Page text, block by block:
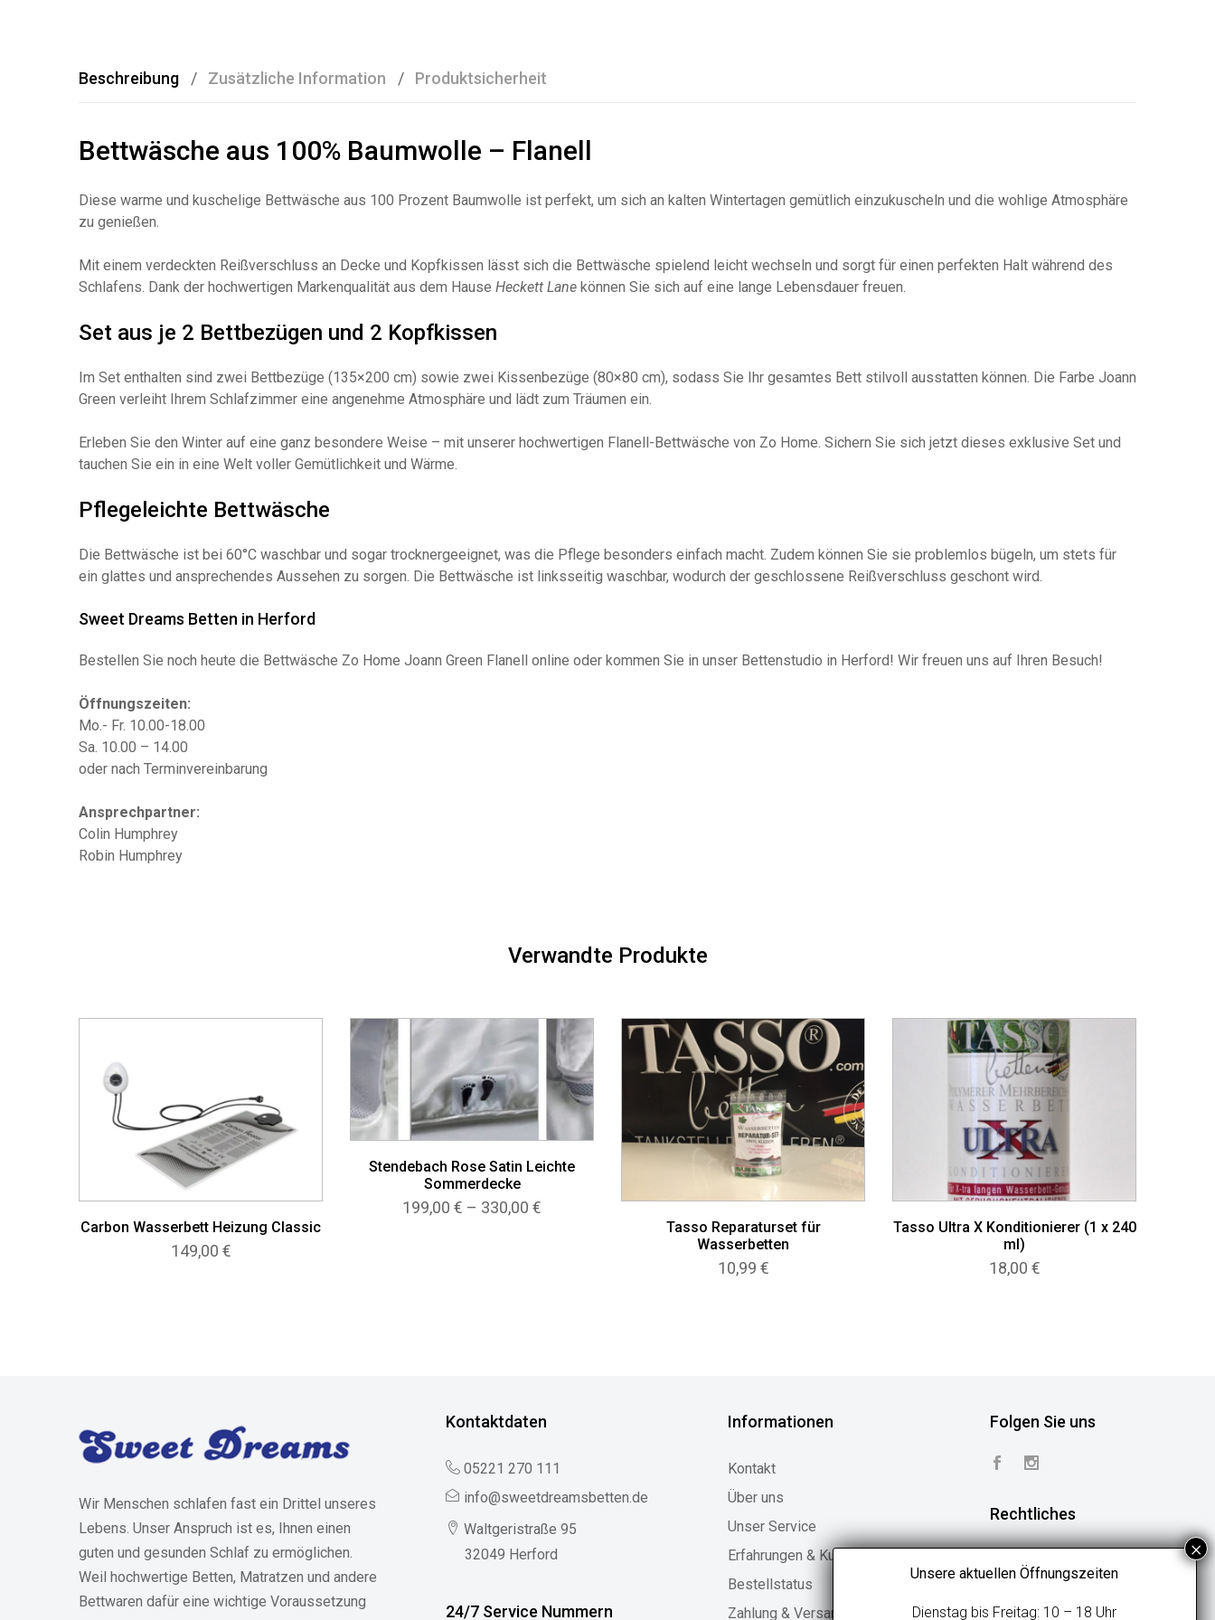
Beschreibung Zusätzliche Information Produktsicherheit
Bettwäsche aus 100% Baumwolle – Flanell
Diese warme und kuschelige Bettwäsche aus 100 Prozent Baumwolle ist perfekt, um sich an kalten Wintertagen gemütlich einzukuscheln und die wohlige Atmosphäre
zu genießen.
Mit einem verdeckten Reißverschluss an Decke und Kopfkissen lässt sich die Bettwäsche spielend leicht wechseln und sorgt für einen perfekten Halt während des
Schlafens. Dank der hochwertigen Markenqualität aus dem Hause Heckett Lane können Sie sich auf eine lange Lebensdauer freuen.
Set aus je 2 Bettbezügen und 2 Kopfkissen
Im Set enthalten sind zwei Bettbezüge (135×200 cm) sowie zwei Kissenbezüge (80×80 cm), sodass Sie Ihr gesamtes Bett stilvoll ausstatten können. Die Farbe Joann
Green verleiht Ihrem Schlafzimmer eine angenehme Atmosphäre und lädt zum Träumen ein.
Erleben Sie den Winter auf eine ganz besondere Weise – mit unserer hochwertigen Flanell-Bettwäsche von Zo Home. Sichern Sie sich jetzt dieses exklusive Set und
tauchen Sie ein in eine Welt voller Gemütlichkeit und Wärme.
Pflegeleichte Bettwäsche
Die Bettwäsche ist bei 60°C waschbar und sogar trocknergeeignet, was die Pflege besonders einfach macht. Zudem können Sie sie problemlos bügeln, um stets für
ein glattes und ansprechendes Aussehen zu sorgen. Die Bettwäsche ist linksseitig waschbar, wodurch der geschlossene Reißverschluss geschont wird.
Sweet Dreams Betten in Herford
Bestellen Sie noch heute die Bettwäsche Zo Home Joann Green Flanell online oder kommen Sie in unser Bettenstudio in Herford! Wir freuen uns auf Ihren Besuch!
Öffnungszeiten:
Mo.- Fr. 10.00-18.00
Sa. 10.00 – 14.00
oder nach Terminvereinbarung
Ansprechpartner:
Colin Humphrey
Robin Humphrey
Verwandte Produkte
Carbon Wasserbett Heizung Classic
149,00 €
Stendebach Rose Satin Leichte
Sommerdecke
199,00 € – 330,00 € Preisspanne:
Tasso Reparaturset für
Wasserbetten
10,99 €
Tasso Ultra X Konditionierer (1 x 240
ml)
18,00 €
Wir Menschen schlafen fast ein Drittel unseres
Lebens. Unser Anspruch ist es, Ihnen einen
guten und gesunden Schlaf zu ermöglichen.
Weil hochwertige Betten, Matratzen und andere
Bettwaren dafür eine wichtige Voraussetzung
Kontaktdaten
05221 270 111
info@sweetdreamsbetten.de
Waltgeristraße 95
32049 Herford
24/7 Service Nummern
Informationen
Kontakt
Über uns
Unser Service
Erfahrungen & Kundenstimmen
Bestellstatus
Zahlung & Versand
Folgen Sie uns
Rechtliches
Vertrag widerrufen
Unsere aktuellen Öffnungszeiten
Dienstag bis Freitag: 10 – 18 Uhr